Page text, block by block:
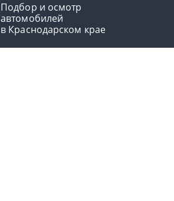
Подбор и осмотр
автомобилей
в Краснодарском крае